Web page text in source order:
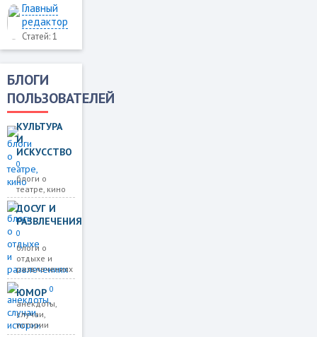
Главный
редактор
Статей:1
БЛОГИ
ПОЛЬЗОВАТЕЛЕЙ
КУЛЬТУРА
И
ИСКУССТВО
0
блоги о
театре, кино
ДОСУГ И
РАЗВЛЕЧЕНИЯ
0
блоги о
отдыхе и
развлечениях
ЮМОР0
анекдоты,
случаи,
истории